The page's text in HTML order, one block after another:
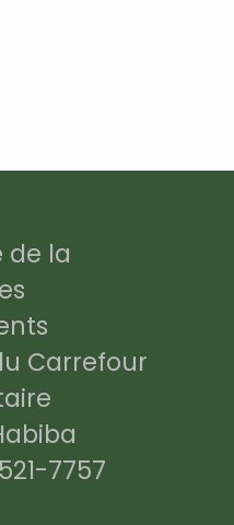
de la
Carrefour
7757